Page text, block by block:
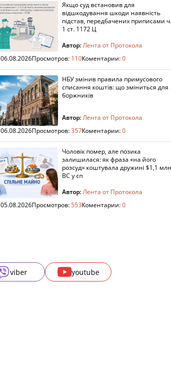
Якщо суд встановив для
відшкодування шкоди наявність
підстав, передбачених приписами ч.
1 ст. 1172 Ц
Автор:Лента от Протокола
06.08.2026Просмотров: 110Коментарии:0
НБУ змінив правила примусового
списання коштів: що зміниться для
боржників
Автор:Лента от Протокола
06.08.2026Просмотров:357Коментарии:0
Чоловік помер, але позика
залишилася: як фраза «на його
розсуд» коштувала дружині $1,1
ВС у сп
Автор:Лента от Протокола
05.08.2026Просмотров:553Коментарии:0
viber youtube